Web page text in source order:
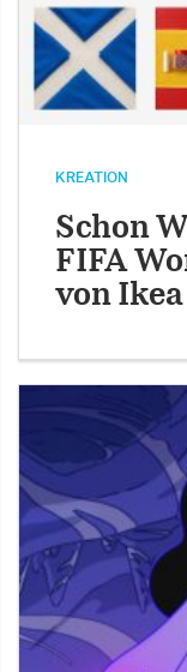
KREATION
Schon
FIFA
von